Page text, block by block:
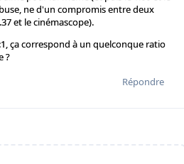
ne d'un compromis entre deux
et le cinémascope).
ça correspond à un quelconque ratio
?
Répondre